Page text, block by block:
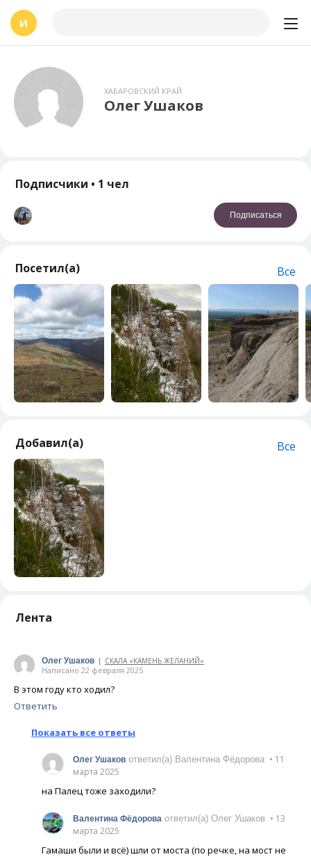
И
ХАБАРОВСКИЙ КРАЙ
Олег Ушаков
Подписчики • 1 чел
Подписаться
Посетил(а) Все
Добавил(а) Все
Лента
Олег Ушаков | СКАЛА «КАМЕНЬ ЖЕЛАНИЙ»
Написано 22 февраля 2025
В этом году кто ходил?
Ответить
Показать все ответы
Олег Ушаков ответил(а) Валентина Фёдорова • 11
марта 2025
на Палец тоже заходили?
Валентина Фёдорова ответил(а) Олег Ушаков • 13
марта 2025
Гамаши были и всё) шли от моста (по речке, на мост не